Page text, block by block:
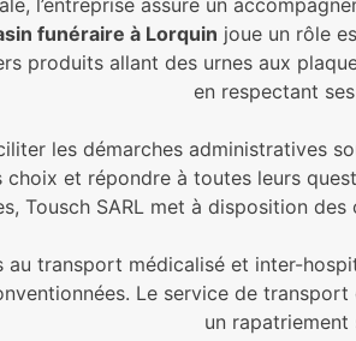
l’entreprise assure un
funéraire à Lorquin joue un rôle
produits allant des urnes aux
en respectant
les démarches administratives
et répondre à toutes leurs
Tousch SARL met à disposition
au transport médicalisé et inter-
Le service de
un rapatriement